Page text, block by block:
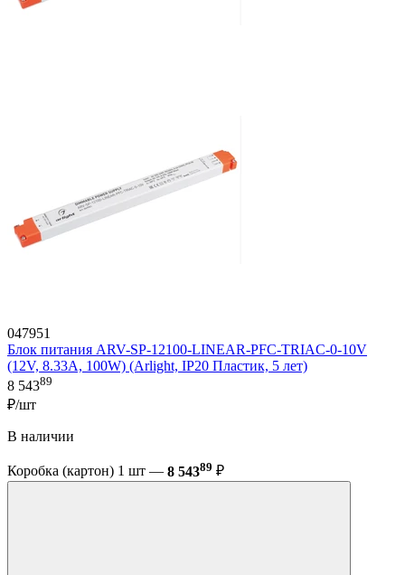
047951
Блок питания ARV-SP-12100-LINEAR-PFC-TRIAC-0-10V
(12V, 8.33A, 100W) (Arlight, IP20 Пластик, 5 лет)
8 54389
₽/шт
В наличии
Коробка (картон) 1 шт — 8 54389 ₽